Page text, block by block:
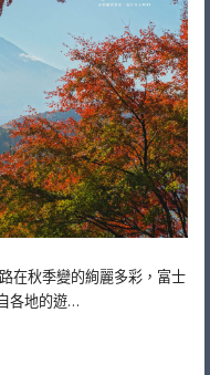
在秋季變的絢麗多彩，富士
各地的遊…